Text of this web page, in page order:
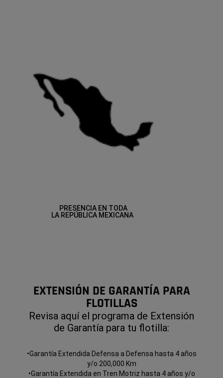
PRESENCIA EN TODA
LA REPÚBLICA MEXICANA
EXTENSIÓN DE GARANTÍA PARA
FLOTILLAS
Revisa aquí el programa de Extensión
de Garantía para tu flotilla:
•Garantía Extendida Defensa a Defensa hasta 4 años
y/o 200,000 Km
•Garantía Extendida en Tren Motriz hasta 4 años y/o